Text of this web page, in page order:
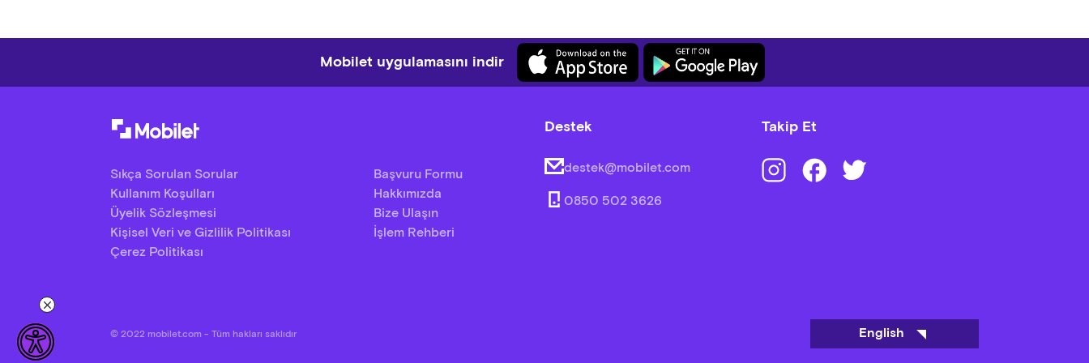
Mobilet uygulamasını indir
Sıkça Sorulan Sorular
Kullanım Koşulları
Üyelik Sözleşmesi
Kişisel Veri ve Gizlilik Politikası
Çerez Politikası
Başvuru Formu
Hakkımızda
Bize Ulaşın
İşlem Rehberi
Destek
destek@mobilet.com
0850 502 3626
Takip Et
© 2022 mobilet.com - Tüm hakları saklıdır English